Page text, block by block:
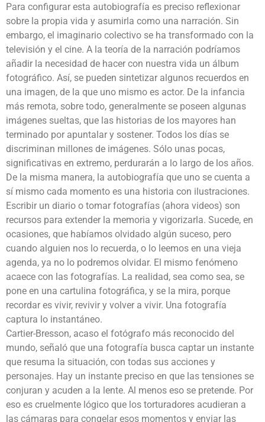
Para configurar esta autobiografía es preciso reflexionar
sobre la propia vida y asumirla como una narración. Sin
embargo, el imaginario colectivo se ha transformado con la
televisión y el cine. A la teoría de la narración podríamos
añadir la necesidad de hacer con nuestra vida un álbum
fotográfico. Así, se pueden sintetizar algunos recuerdos en
una imagen, de la que uno mismo es actor. De la infancia
más remota, sobre todo, generalmente se poseen algunas
imágenes sueltas, que las historias de los mayores han
terminado por apuntalar y sostener. Todos los días se
discriminan millones de imágenes. Sólo unas pocas,
significativas en extremo, perdurarán a lo largo de los años.
De la misma manera, la autobiografía que uno se cuenta a
sí mismo cada momento es una historia con ilustraciones.
Escribir un diario o tomar fotografías (ahora videos) son
recursos para extender la memoria y vigorizarla. Sucede, en
ocasiones, que habíamos olvidado algún suceso, pero
cuando alguien nos lo recuerda, o lo leemos en una vieja
agenda, ya no lo podremos olvidar. El mismo fenómeno
acaece con las fotografías. La realidad, sea como sea, se
pone en una cartulina fotográfica, y se la mira, porque
recordar es vivir, revivir y volver a vivir. Una fotografía
captura lo instantáneo.
Cartier-Bresson, acaso el fotógrafo más reconocido del
mundo, señaló que una fotografía busca captar un instante
que resuma la situación, con todas sus acciones y
personajes. Hay un instante preciso en que las tensiones se
conjuran y acuden a la lente. Al menos eso se pretende. Por
eso es cruelmente lógico que los torturadores acudieran a
las cámaras para congelar esos momentos y enviar las